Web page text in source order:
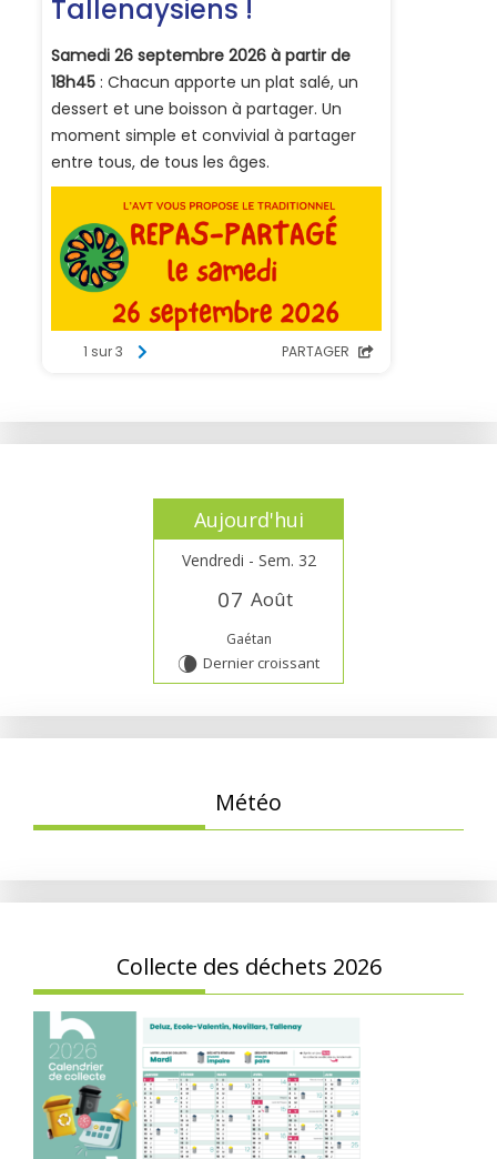
Aujourd'hui
Vendredi - Sem. 32
07 Août
Gaétan
V Dernier croissant
Météo
Collecte des déchets 2026